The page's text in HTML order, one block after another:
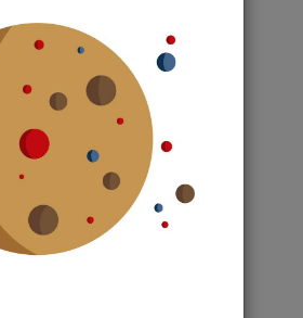
est la
Français
39 % des